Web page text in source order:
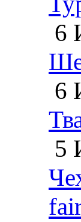
6
6
5